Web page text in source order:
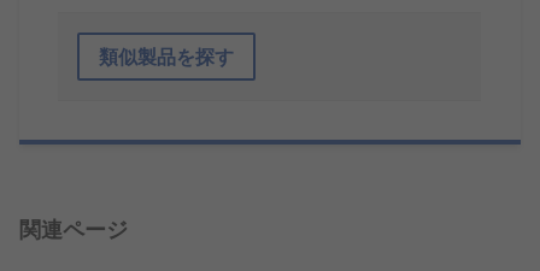
類似製品を探す
関連ページ